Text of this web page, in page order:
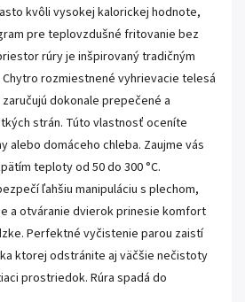
kvôli vysokej kalorickej hodnote,
pre teplovzdušné fritovanie bez
rúry je inšpirovaný tradičným
rozmiestnené vyhrievacie telesá
dokonale prepečené a
strán. Túto vlastnosť oceníte
alebo domáceho chleba. Zaujme vás
teploty od 50 do 300 °C.
ľahšiu manipuláciu s plechom,
a otváranie dvierok prinesie komfort
Perfektné vyčistenie parou zaistí
ktorej odstránite aj väčšie nečistoty
prostriedok. Rúra spadá do